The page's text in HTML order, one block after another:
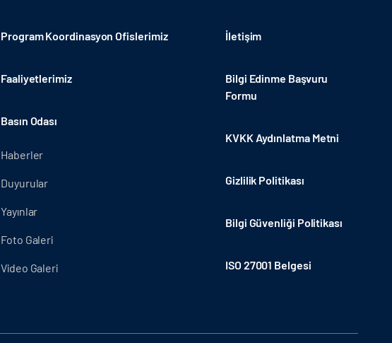
Program Koordinasyon Ofislerimiz
Faaliyetlerimiz
Basın Odası
Haberler
Duyurular
Yayınlar
Foto Galeri
Video Galeri
İletişim
Bilgi Edinme Başvuru
Formu
KVKK Aydınlatma Metni
Gizlilik Politikası
Bilgi Güvenliği Politikası
ISO 27001 Belgesi